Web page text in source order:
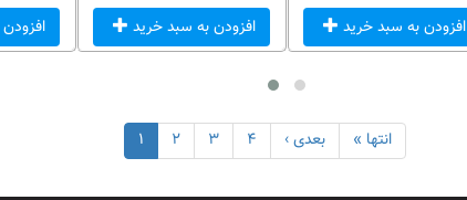
افزودن به سبد خرید
افزودن به سبد خرید
۱ ۲ ۳ ۴ بعدی › انتها »